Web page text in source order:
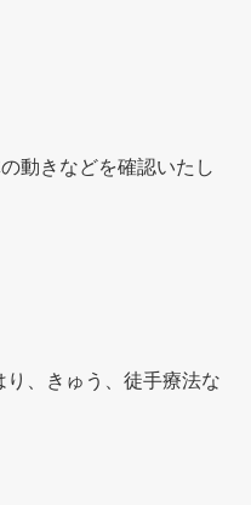
動きなどを確認いたし
、きゅう、徒手療法な